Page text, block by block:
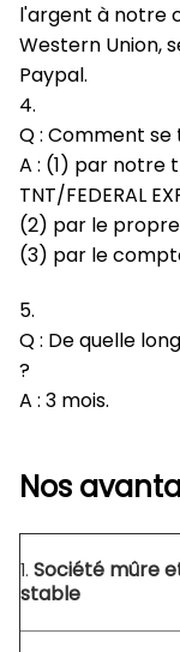
l'argent à notre
Western Union,
Paypal.
4.
Q : Comment
A : (1) par notre
TNT/FEDERAL
(2) par le
(3) par le
5.
Q : De quelle
?
A : 3 mois.
Nos
1. Société mûre
stable